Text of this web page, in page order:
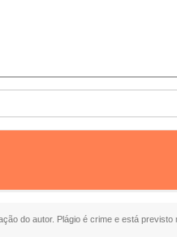
do autor. Plágio é crime e está previsto